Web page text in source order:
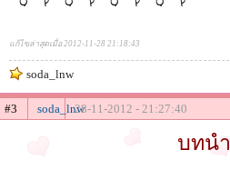
แก้ไขล่าสุดเมื่อ 2012-11-28 21:18:43
soda_lnw
#3 soda_lnw28-11-2012 - 21:27:40
บทนำ